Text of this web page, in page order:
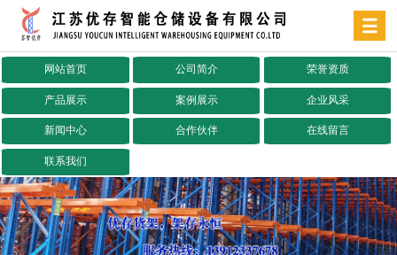
网站首页 公司简介 荣誉资质
产品展示 案例展示 企业风采
新闻中心 合作伙伴 在线留言
联系我们